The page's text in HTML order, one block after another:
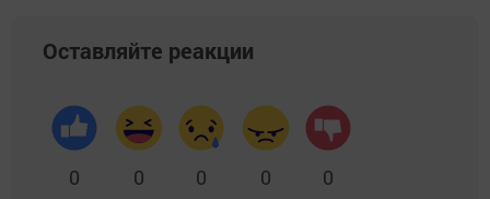
Оставляйте реакции
0 0 0 0 0